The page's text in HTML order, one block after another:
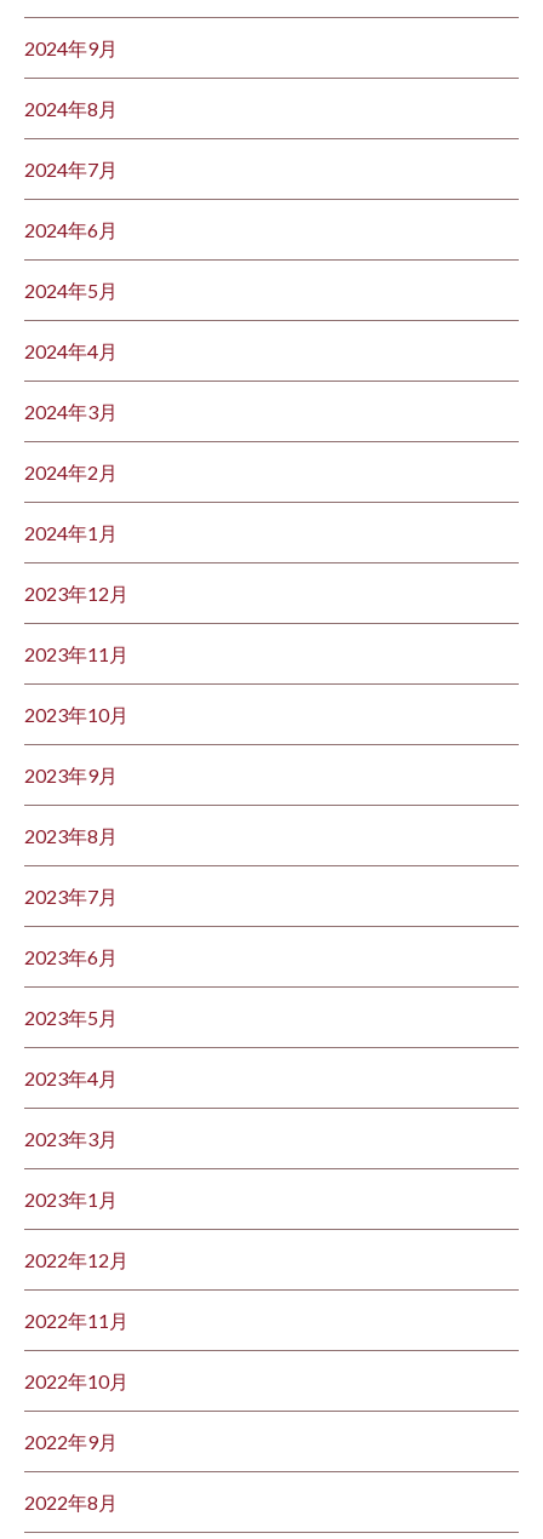
2024年9月
2024年8月
2024年7月
2024年6月
2024年5月
2024年4月
2024年3月
2024年2月
2024年1月
2023年12月
2023年11月
2023年10月
2023年9月
2023年8月
2023年7月
2023年6月
2023年5月
2023年4月
2023年3月
2023年1月
2022年12月
2022年11月
2022年10月
2022年9月
2022年8月